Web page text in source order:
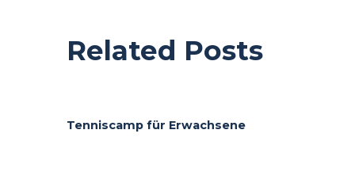
Related Posts
Tenniscamp für Erwachsene